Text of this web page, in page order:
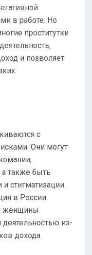
в работе. Но
проститутки
и позволяет
с
Они могут
также быть
стигматизации.
в России
женщины
из-
дохода.